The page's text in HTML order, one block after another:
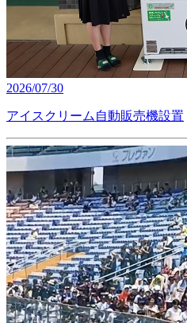
2026/07/30
アイスクリーム自動販売機設置